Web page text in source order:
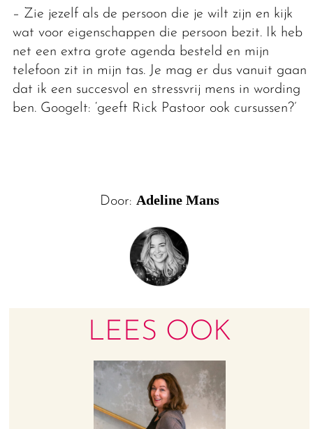
– Zie jezelf als de persoon die je wilt zijn en kijk
wat voor eigenschappen die persoon bezit. Ik heb
net een extra grote agenda besteld en mijn
telefoon zit in mijn tas. Je mag er dus vanuit gaan
dat ik een succesvol en stressvrij mens in wording
ben. Googelt: ‘geeft Rick Pastoor ook cursussen?’
Door: Adeline Mans
LEES OOK